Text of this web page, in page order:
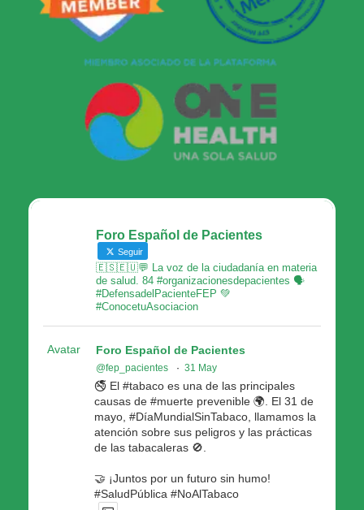
Foro Español de Pacientes
Seguir
🇪🇸🇪🇺💬 La voz de la ciudadanía en materia
de salud. 84 #organizacionesdepacientes 🗣
#DefensadelPacienteFEP 💚
#ConocetuAsociacion
Avatar Foro Español de Pacientes
@fep_pacientes · 31 May
🚭 El #tabaco es una de las principales
causas de #muerte prevenible 🌍. El 31 de
mayo, #DíaMundialSinTabaco, llamamos la
atención sobre sus peligros y las prácticas
de las tabacaleras 🚫.
🤝 ¡Juntos por un futuro sin humo!
#SaludPública #NoAlTabaco